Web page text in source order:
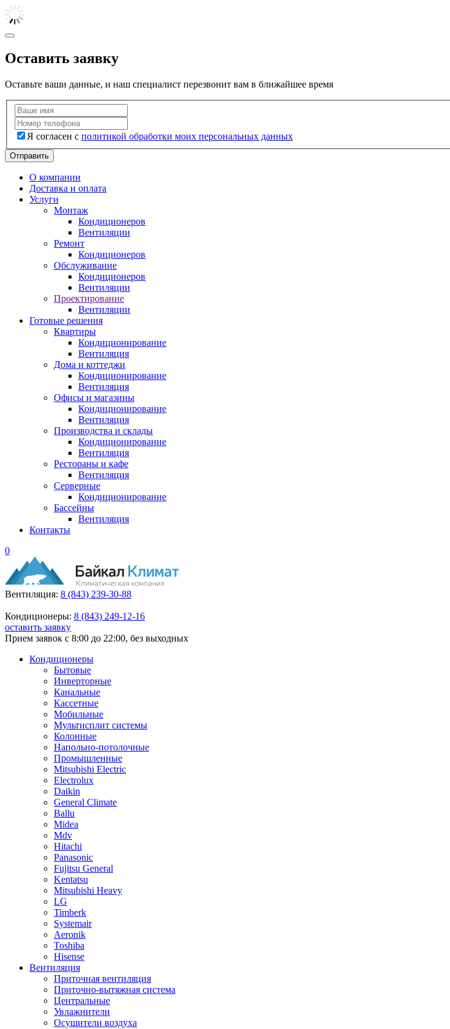
Оставить заявку
Оставьте ваши данные, и наш специалист перезвонит вам в ближайшее время
Я согласен с политикой обработки моих персональных данных
Отправить
О компании
Доставка и оплата
Услуги
Монтаж
Кондиционеров
Вентиляции
Ремонт
Кондиционеров
Обслуживание
Кондиционеров
Вентиляции
Проектирование
Вентиляции
Готовые решения
Квартиры
Кондиционирование
Вентиляция
Дома и коттеджи
Кондиционирование
Вентиляция
Офисы и магазины
Кондиционирование
Вентиляция
Производства и склады
Кондиционирование
Вентиляция
Рестораны и кафе
Вентиляция
Серверные
Кондиционирование
Бассейны
Вентиляция
Контакты
0
Вентиляция: 8 (843) 239-30-88
Кондиционеры: 8 (843) 249-12-16
оставить заявку
Прием заявок с 8:00 до 22:00, без выходных
Кондиционеры
Бытовые
Инверторные
Канальные
Кассетные
Мобильные
Мультисплит системы
Колонные
Напольно-потолочные
Промышленные
Mitsubishi Electric
Electrolux
Daikin
General Climate
Ballu
Midea
Mdv
Hitachi
Panasonic
Fujitsu General
Kentatsu
Mitsubishi Heavy
LG
Timberk
Systemair
Aeronik
Toshiba
Hisense
Вентиляция
Приточная вентиляция
Приточно-вытяжная система
Центральные
Увлажнители
Осушители воздуха